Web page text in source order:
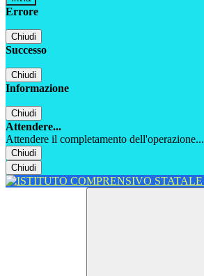
Errore
Chiudi
Successo
Chiudi
Informazione
Chiudi
Attendere...
Attendere il completamento dell'operazione...
Chiudi
Chiudi